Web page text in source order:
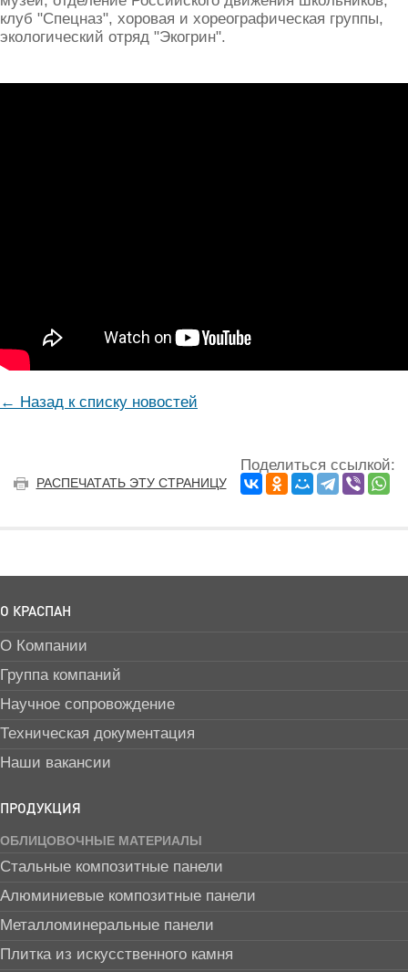
клуб "Спецназ", хоровая и хореографическая группы,
экологический отряд "Экогрин".
← Назад к списку новостей
РАСПЕЧАТАТЬ ЭТУ СТРАНИЦУ
Поделиться ссылкой:
О КРАСПАН
О Компании
Группа компаний
Научное сопровождение
Техническая документация
Наши вакансии
ПРОДУКЦИЯ
ОБЛИЦОВОЧНЫЕ МАТЕРИАЛЫ
Стальные композитные панели
Алюминиевые композитные панели
Металломинеральные панели
Плитка из искусственного камня